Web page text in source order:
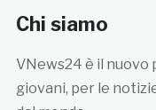
Chi siamo
VNews24 è il nuovo
giovani, per le